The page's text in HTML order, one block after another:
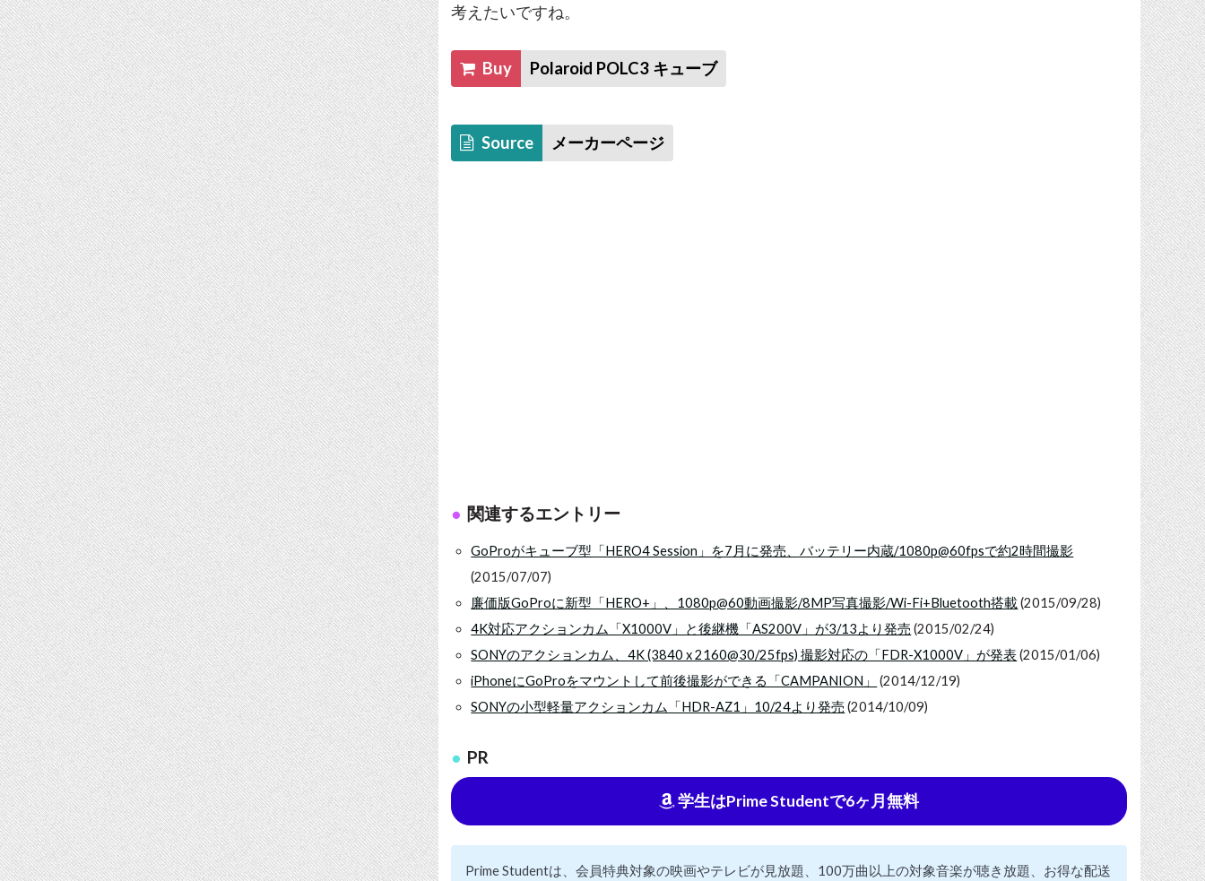
考えたいですね。
Buy Polaroid POLC3 キューブ
Source メーカーページ
関連するエントリー
GoProがキューブ型「HERO4 Session」を7月に発売、バッテリー内蔵/1080p@60fpsで約2時間撮影
(2015/07/07)
廉価版GoProに新型「HERO+」、1080p@60動画撮影/8MP写真撮影/Wi-Fi+Bluetooth搭載(2015/09/28)
4K対応アクションカム「X1000V」と後継機「AS200V」が3/13より発売 (2015/02/24)
SONYのアクションカム、4K (3840 x 2160@30/25fps) 撮影対応の「FDR-X1000V」が発表(2015/01/06)
iPhoneにGoProをマウントして前後撮影ができる「CAMPANION」
(2014/12/19)
SONYの小型軽量アクションカム「HDR-AZ1」10/24より発売 (2014/10/09)
PR
学生はPrime Studentで6ヶ月無料
Prime Studentは、会員特典対象の映画やテレビが見放題、100万曲以上の対象音楽が聴き放題、お得な配送